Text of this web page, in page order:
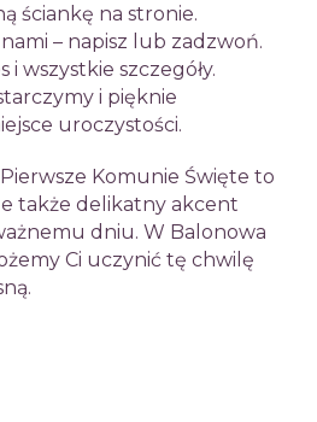
ściankę na stronie.
– napisz lub zadzwoń.
i wszystkie szczegóły.
i pięknie
uroczystości.
Komunie Święte to
także delikatny akcent
dniu. W Balonowa
Ci uczynić tę chwilę